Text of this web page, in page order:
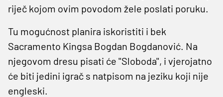
riječ kojom ovim povodom žele poslati poruku.
Tu mogućnost planira iskoristiti i bek
Sacramento Kingsa Bogdan Bogdanović. Na
njegovom dresu pisati će ''Sloboda'', i vjerojatno
će biti jedini igrač s natpisom na jeziku koji nije
engleski.